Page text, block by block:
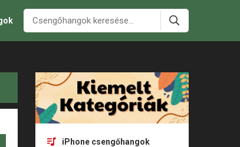
iPhone csengőhangok